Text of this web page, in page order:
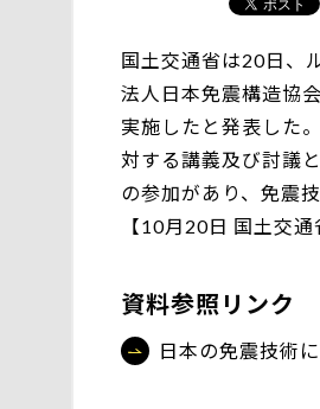
国土交通省は20日、
法人日本免震構造協
実施したと発表した
対する講義及び討議
の参加があり、免震
【10月20日 国土交通
資料参照リンク
日本の免震技術